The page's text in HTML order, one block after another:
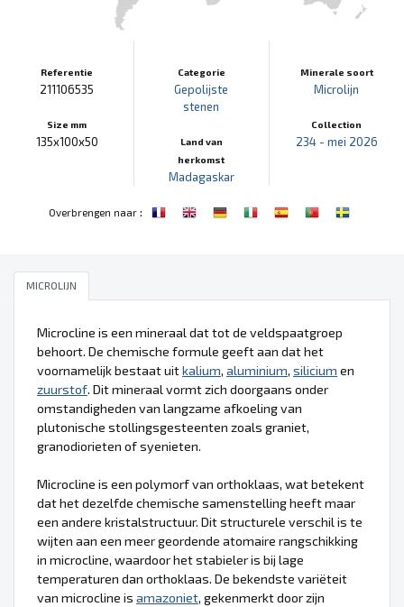
Referentie
211106535
Size mm
135x100x50
Categorie
Gepolijste
stenen
Land van
herkomst
Madagaskar
Minerale soort
Microlijn
Collection
234 - mei 2026
Overbrengen naar:
MICROLIJN
Microcline is een mineraal dat tot de veldspaatgroep
behoort. De chemische formule geeft aan dat het
voornamelijk bestaat uitkalium, aluminium, silicium en
zuurstof. Dit mineraal vormt zich doorgaans onder
omstandigheden van langzame afkoeling van
plutonische stollingsgesteenten zoals graniet,
granodiorieten of syenieten.
Microcline is een polymorf van orthoklaas, wat betekent
dat het dezelfde chemische samenstelling heeft maar
een andere kristalstructuur. Dit structurele verschil is te
wijten aan een meer geordende atomaire rangschikking
in microcline, waardoor het stabieler is bij lage
temperaturen dan orthoklaas. De bekendste variëteit
van microcline is amazoniet, gekenmerkt door zijn